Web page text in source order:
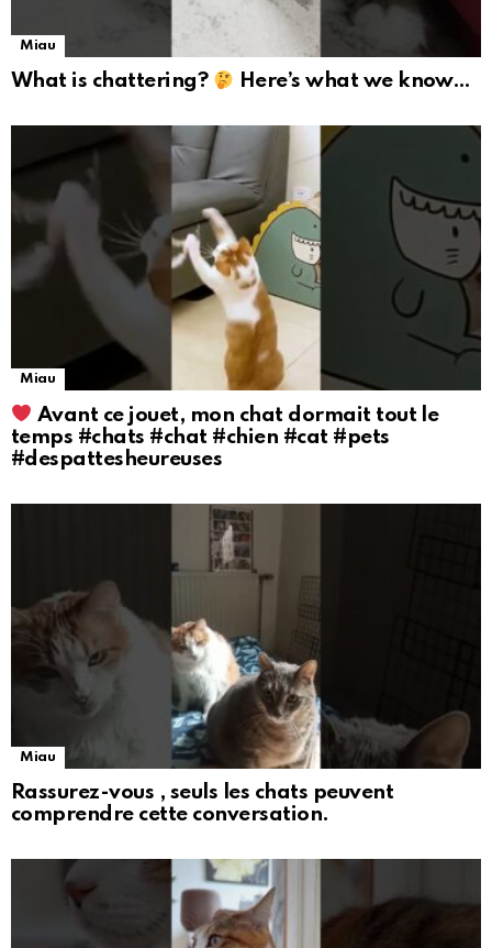
Miau
What is chattering? Here’s what we know…
Miau
Avant ce jouet, mon chat dormait tout le
temps #chats #chat #chien #cat #pets
#despattesheureuses
Miau
Rassurez-vous , seuls les chats peuvent
comprendre cette conversation.